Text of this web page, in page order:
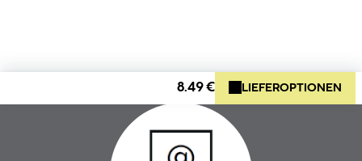
8.49 € LIEFEROPTIONEN